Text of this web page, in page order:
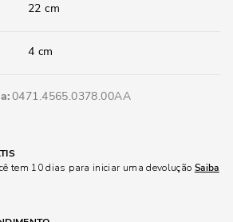
22 cm
4 cm
0471.4565.0378.00AA
tem 10 dias para iniciar uma devolução Saiba